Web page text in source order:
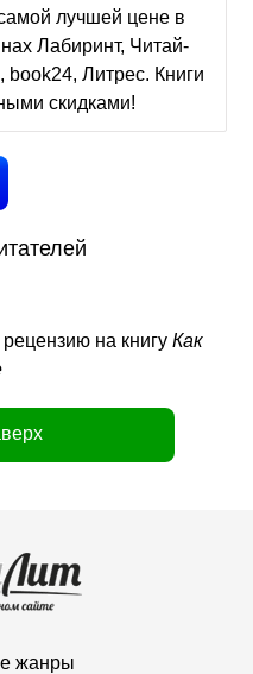
лучшей цене в
Лабиринт, Читай-
Литрес. Книги
скидками!
на книгуКак
жанры